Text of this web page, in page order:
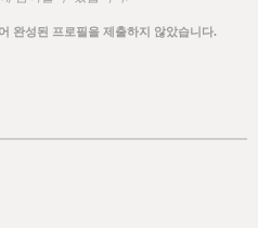
완성된 프로필을 제출하지 않았습니다.